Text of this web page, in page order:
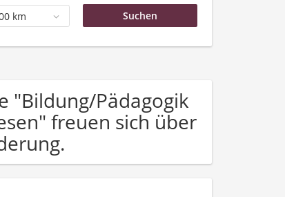
km
"Bildung/Pädagogik
freuen sich über